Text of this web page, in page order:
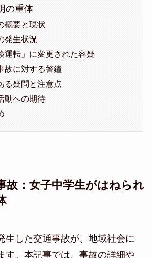
の重体
概要と現状
発生状況
運転」に変更された容疑
故に対する警鐘
る疑問と注意点
動への期待
故：女子中学生がはねられ
生した交通事故が、地域社会に
す。本記事では、事故の詳細や